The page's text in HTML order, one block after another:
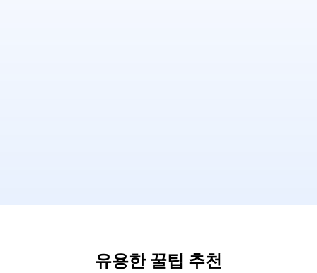
유용한 꿀팁 추천